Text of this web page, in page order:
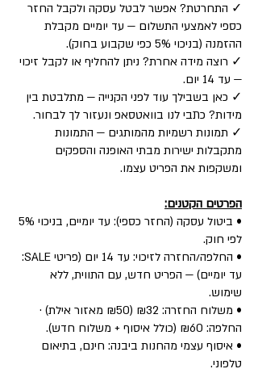
✓ התחרטת? אפשר לבטל עסקה ולקבל החזר
כספי לאמצעי התשלום — עד יומיים מקבלת
ההזמנה (בניכוי 5% כפי שקבוע בחוק).
✓ רוצה מידה אחרת? ניתן להחליף או לקבל זיכוי
— עד 14 יום.
✓ כאן בשבילך עוד לפני הקנייה — מתלבטת בין
מידות? כתבי לנו בוואטסאפ ונעזור לך לבחור.
✓ תמונות רשמיות מהמותגים — התמונות
מתקבלות ישירות מבתי האופנה והספקים
ומשקפות את הפריט עצמו.
הפרטים הקטנים:
• ביטול עסקה (החזר כספי): עד יומיים, בניכוי 5%
לפי חוק.
• החלפה/החזרה לזיכוי: עד 14 יום (פריטי SALE:
עד יומיים) — הפריט חדש, עם התווית, ללא
שימוש.
• משלוח החזרה: ₪32 (₪50 מאזור אילת) ·
החלפה: ₪60 (כולל איסוף + משלוח חדש).
• איסוף עצמי מהחנות ביבנה: חינם, בתיאום
טלפוני.